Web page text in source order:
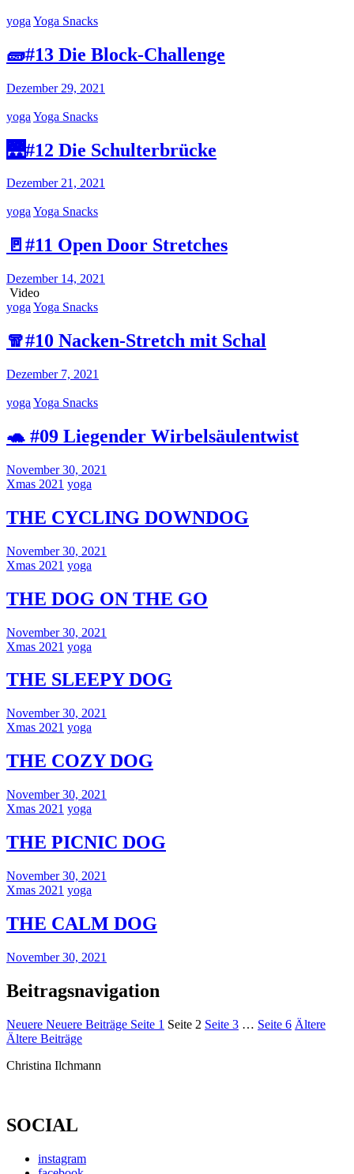
yoga Yoga Snacks
🧱#13 Die Block-Challenge
Dezember 29, 2021
yoga Yoga Snacks
🌉#12 Die Schulterbrücke
Dezember 21, 2021
yogaYoga Snacks
🚪#11 Open Door Stretches
Dezember 14, 2021
Video
yoga Yoga Snacks
🧣#10 Nacken-Stretch mit Schal
Dezember 7, 2021
yoga Yoga Snacks
🐢 #09 Liegender Wirbelsäulentwist
November 30, 2021
Xmas 2021 yoga
THE CYCLING DOWNDOG
November 30, 2021
Xmas 2021 yoga
THE DOG ON THE GO
November 30, 2021
Xmas 2021 yoga
THE SLEEPY DOG
November 30, 2021
Xmas 2021 yoga
THE COZY DOG
November 30, 2021
Xmas 2021 yoga
THE PICNIC DOG
November 30, 2021
Xmas 2021 yoga
THE CALM DOG
November 30, 2021
Beitragsnavigation
Neuere Neuere Beiträge Seite 1 Seite 2 Seite 3 … Seite 6 Ältere
Ältere Beiträge
Christina Ilchmann
SOCIAL
instagram